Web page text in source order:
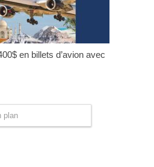
en billets d’avion avec